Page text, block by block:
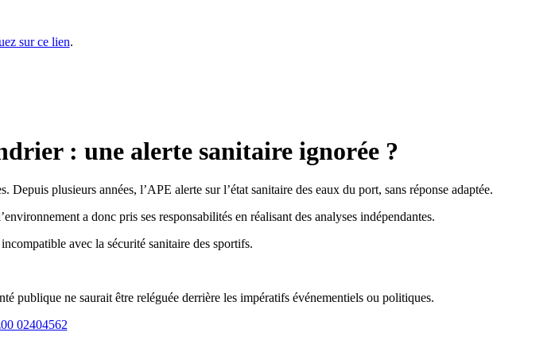
sur ce lien.
: une alerte sanitaire ignorée ?
plusieurs années, l’APE alerte sur l’état sanitaire des eaux du port, sans réponse adaptée.
a donc pris ses responsabilités en réalisant des analyses indépendantes.
incompatible avec la sécurité sanitaire des sportifs.
publique ne saurait être reléguée derrière les impératifs événementiels ou politiques.